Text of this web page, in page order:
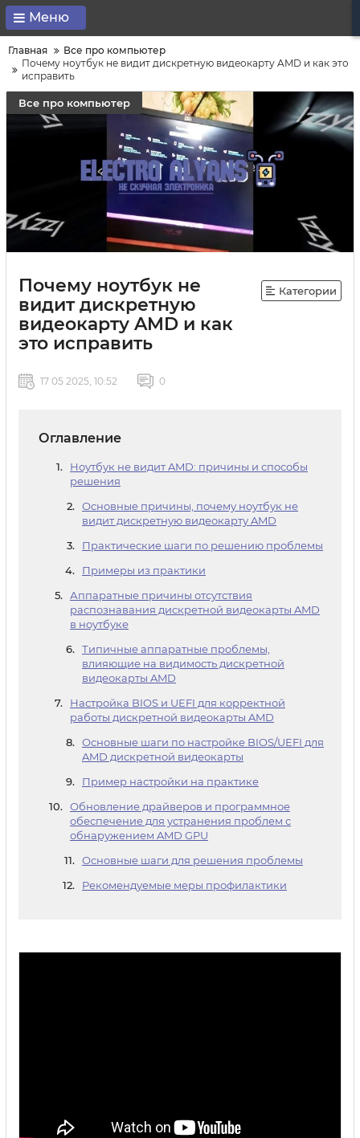
Меню
Главная
Все про компьютер
Почему ноутбук не видит дискретную видеокарту AMD и как это
исправить
Все про компьютер
Почему ноутбук не
видит дискретную
видеокарту AMD и как
это исправить
Категории
17 05 2025, 10:52 0
Оглавление
Ноутбук не видит AMD: причины и способы
решения
Основные причины, почему ноутбук не
видит дискретную видеокарту AMD
Практические шаги по решению проблемы
Примеры из практики
Аппаратные причины отсутствия
распознавания дискретной видеокарты AMD
в ноутбуке
Типичные аппаратные проблемы,
влияющие на видимость дискретной
видеокарты AMD
Настройка BIOS и UEFI для корректной
работы дискретной видеокарты AMD
Основные шаги по настройке BIOS/UEFI для
AMD дискретной видеокарты
Пример настройки на практике
Обновление драйверов и программное
обеспечение для устранения проблем с
обнаружением AMD GPU
Основные шаги для решения проблемы
Рекомендуемые меры профилактики